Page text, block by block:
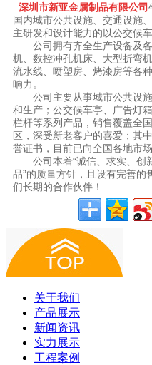
深圳市新亚金属制品有限公司
国内城市公共设施、交通设施
主研发和设计能力的以公交候
公司拥有齐全生产设备及
机、数控冲孔机床、大型折弯
流水线、喷塑房、烤漆房等各
响力。
公司主要从事城市公共设施
和生产；公交候车亭、广告灯
栏杆等系列产品，销售覆盖全
区，深受新老客户的喜爱； 其
誉证书，目前已向全国各地市
公司本着“诚信、求实、创新
品”的质量方针，且设有完善
们长期的合作伙伴！
关于我们
产品展示
新闻资讯
实力展示
工程案例